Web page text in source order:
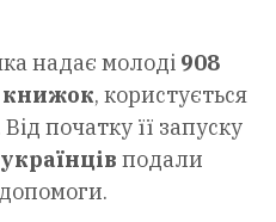
надає молоді 908
книжок, користується
початку її запуску
подали